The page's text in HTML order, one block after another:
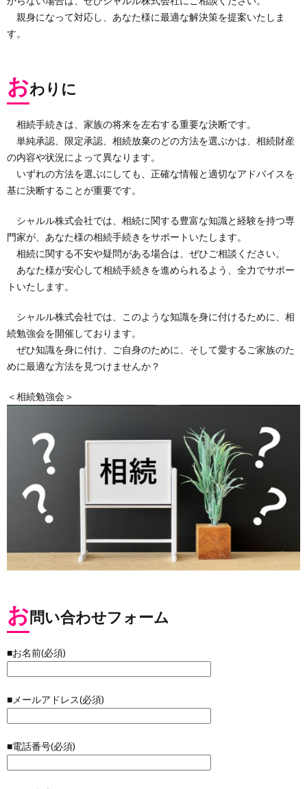
親身になって対応し、あなた様に最適な解決策を提案いたしま
す。
おわりに
相続手続きは、家族の将来を左右する重要な決断です。
単純承認、限定承認、相続放棄のどの方法を選ぶかは、相続財産
の内容や状況によって異なります。
いずれの方法を選ぶにしても、正確な情報と適切なアドバイスを
基に決断することが重要です。
シャルル株式会社では、相続に関する豊富な知識と経験を持つ専
門家が、あなた様の相続手続きをサポートいたします。
相続に関する不安や疑問がある場合は、ぜひご相談ください。
あなた様が安心して相続手続きを進められるよう、全力でサポー
トいたします。
シャルル株式会社では、このような知識を身に付けるために、相
続勉強会を開催しております。
ぜひ知識を身に付け、ご自身のために、そして愛するご家族のた
めに最適な方法を見つけませんか？
＜相続勉強会＞
お問い合わせフォーム
■お名前(必須)
■メールアドレス(必須)
■電話番号(必須)